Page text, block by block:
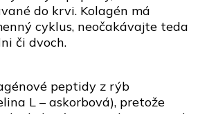
do krvi. Kolagén má
cyklus, neočakávajte teda
či dvoch.
peptidy z rýb
L – askorbová), pretože